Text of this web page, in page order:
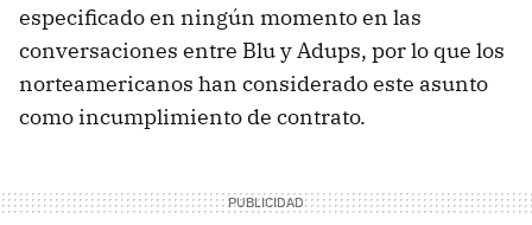
especificado en ningún momento en las
conversaciones entre Blu y Adups, por lo que los
norteamericanos han considerado este asunto
como incumplimiento de contrato.